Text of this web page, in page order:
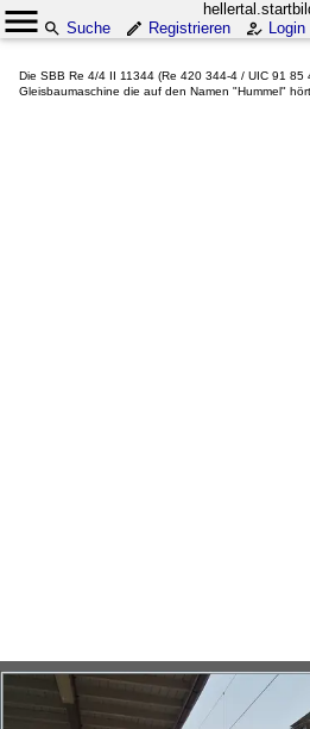
Suche
Registrieren Login
Die SBB Re 4/4 II 11344 (Re 420 344-4 / UIC 91 85
Gleisbaumaschine die auf den Namen "Hummel" hört